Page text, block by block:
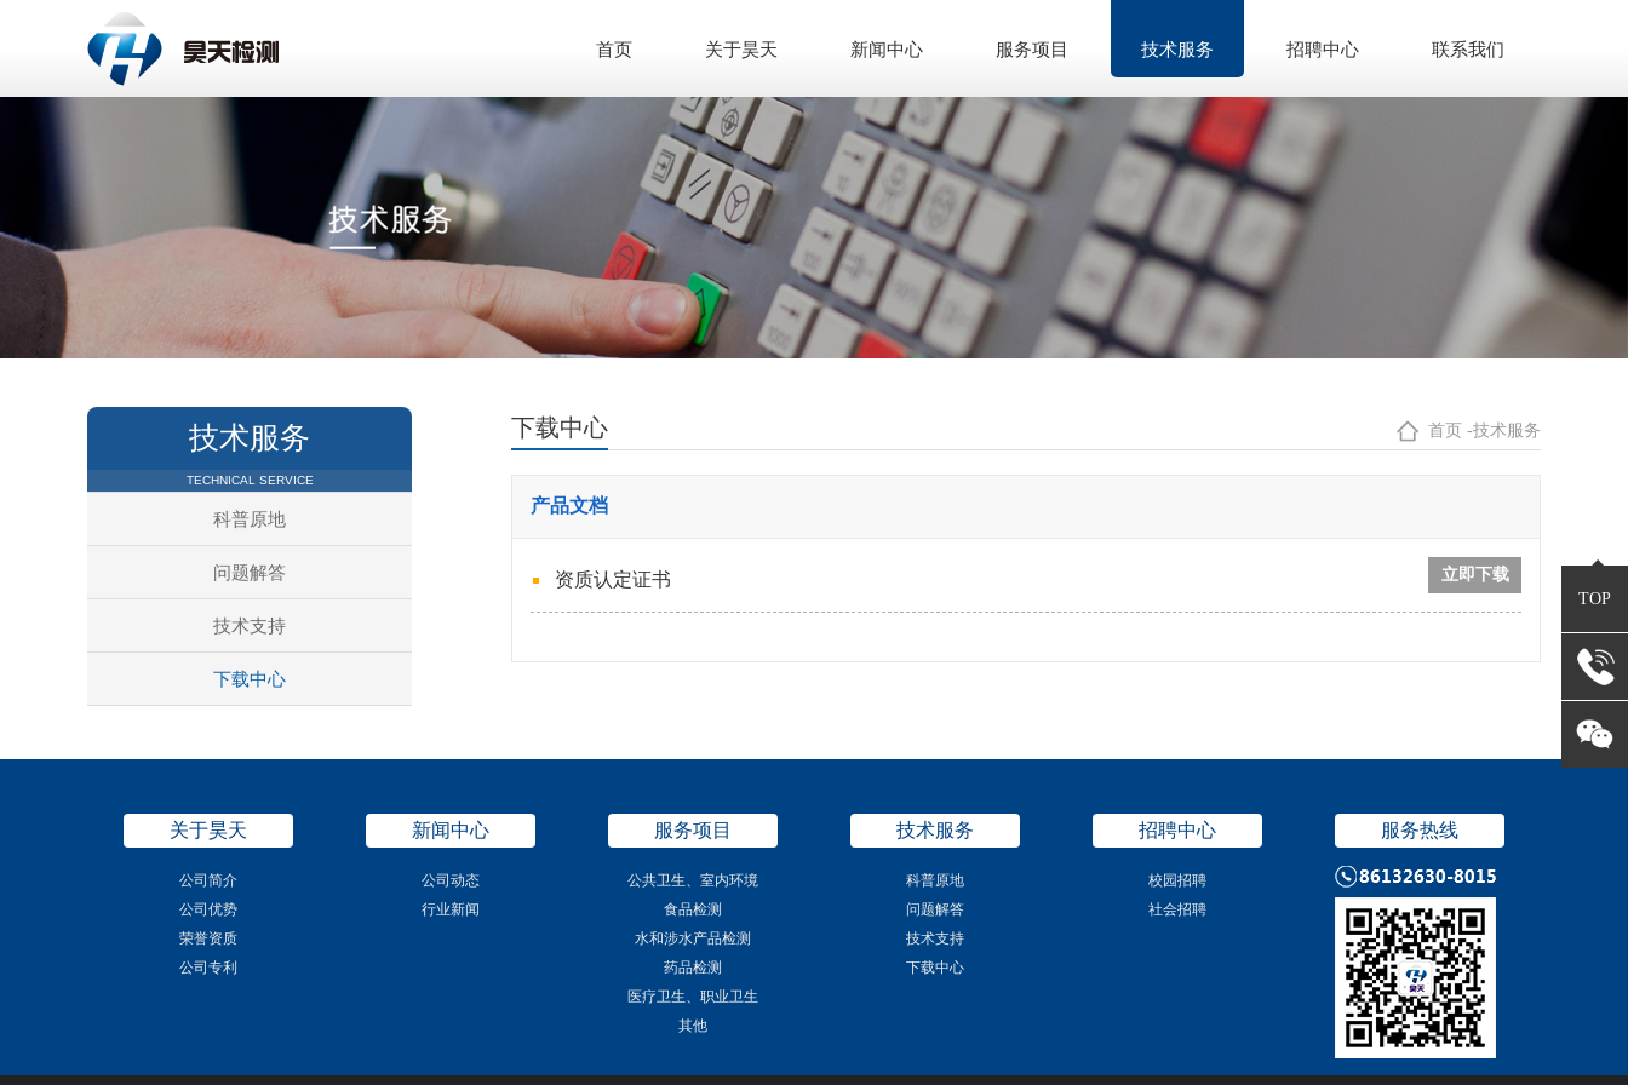
首页 关于昊天 新闻中心 服务项目 技术服务 招聘中心 联系我们
技术服务
TECHNICAL SERVICE
科普原地
问题解答
技术支持
下载中心
下载中心 首页 -技术服务
产品文档
资质认定证书 立即下载
关于昊天
公司简介
公司优势
荣誉资质
公司专利
新闻中心
公司动态
行业新闻
服务项目
公共卫生、室内环境
食品检测
水和涉水产品检测
药品检测
医疗卫生、职业卫生
其他
技术服务
科普原地
问题解答
技术支持
下载中心
招聘中心
校园招聘
社会招聘
服务热线
TOP